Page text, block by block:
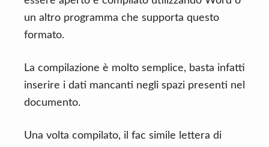
un altro programma che supporta questo
formato.
La compilazione è molto semplice, basta infatti
inserire i dati mancanti negli spazi presenti nel
documento.
Una volta compilato, il fac simile lettera di